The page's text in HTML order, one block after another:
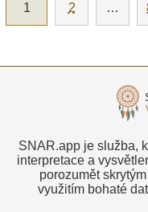
1 2 …
SNAR.app je služba,
interpretace a
porozumět
využitím bohaté